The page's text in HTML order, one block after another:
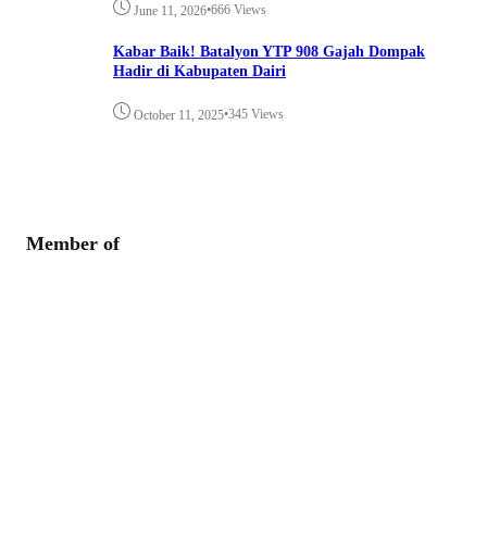
June 11, 2026•666 Views
Kabar Baik! Batalyon YTP 908 Gajah Dompak
Hadir di Kabupaten Dairi
October 11, 2025•345 Views
Member of